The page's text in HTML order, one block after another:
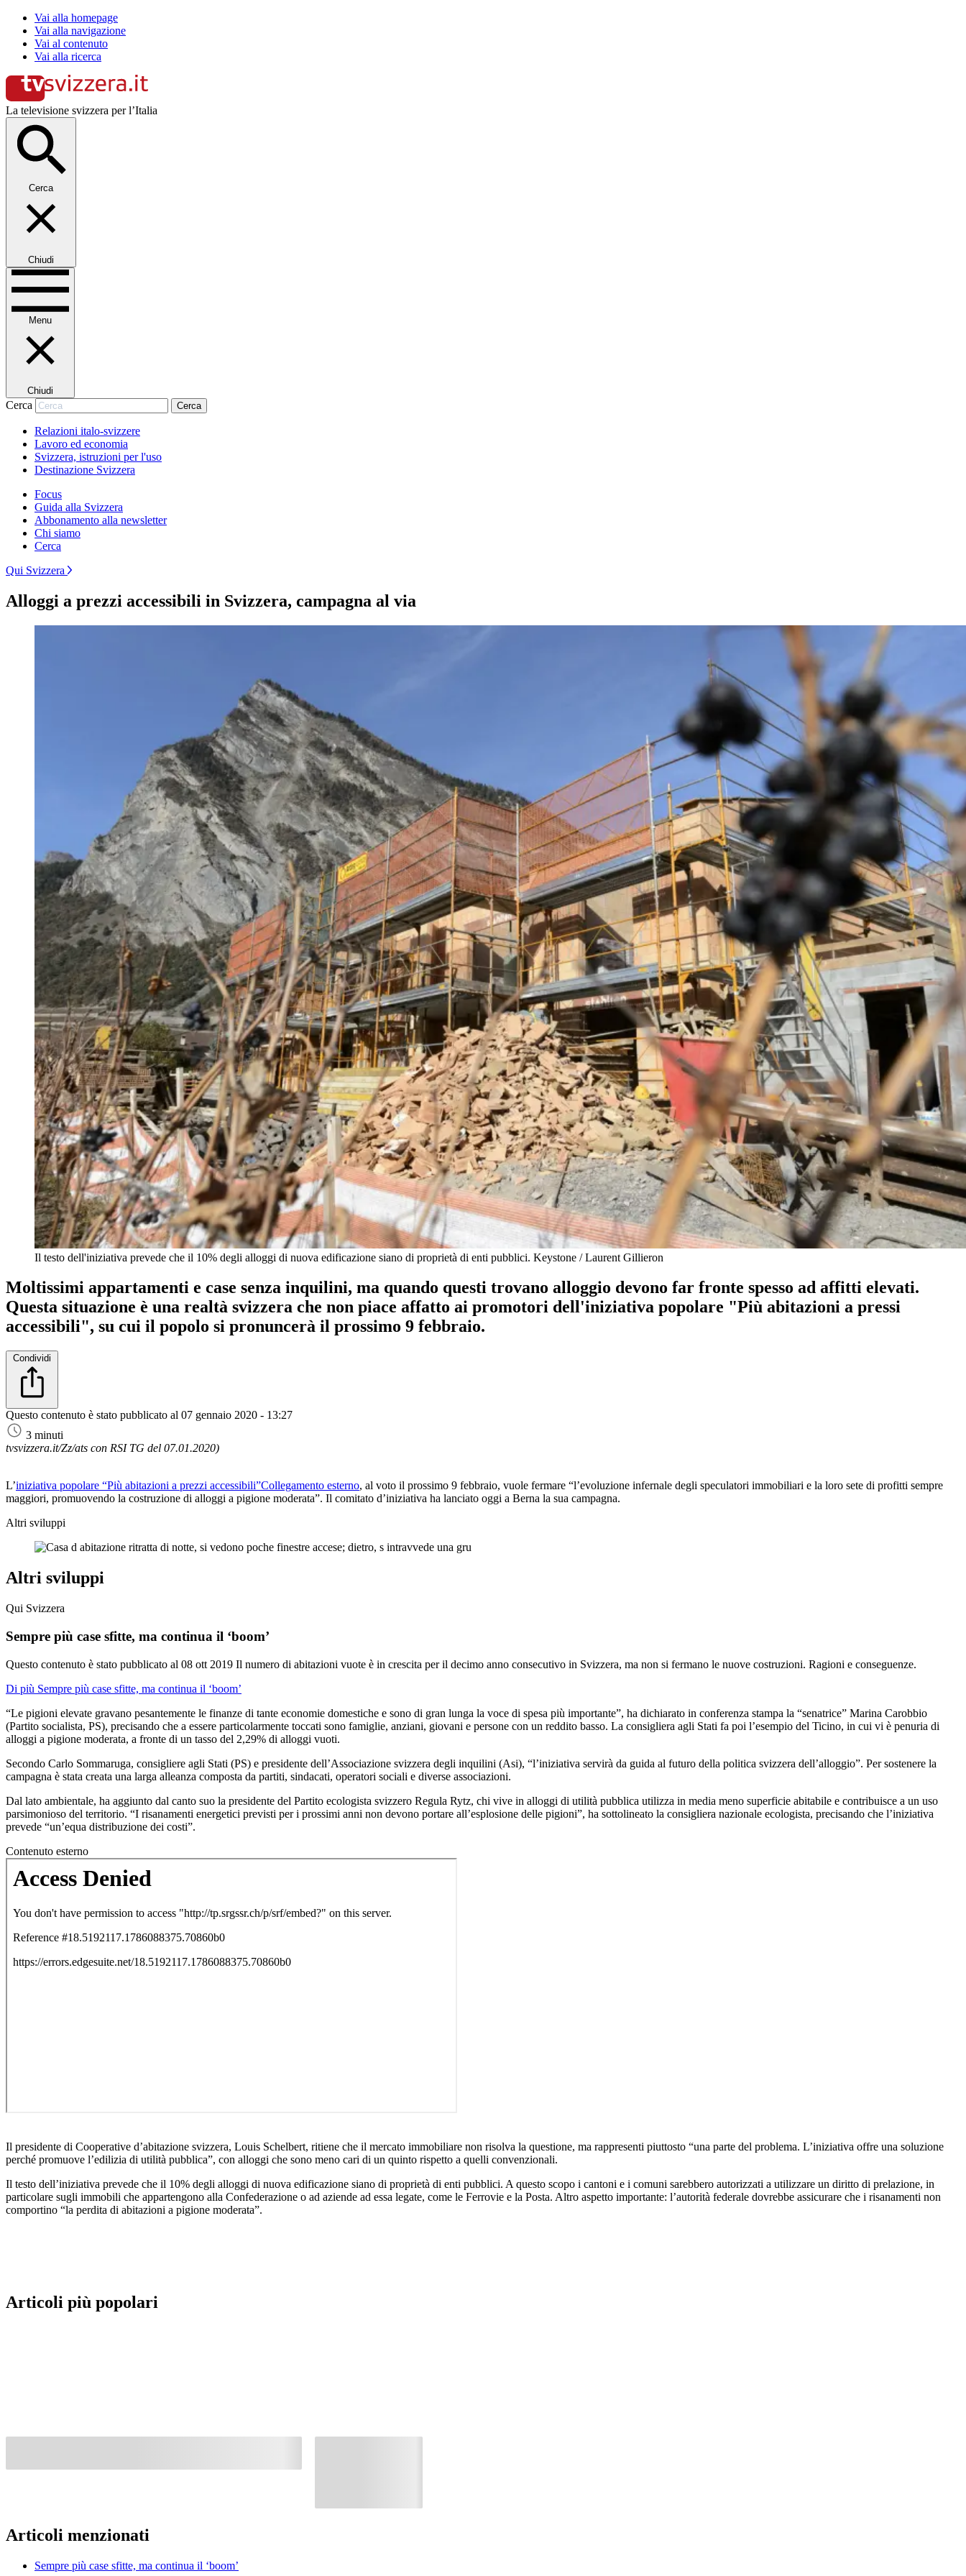
Vai alla homepage
Vai alla navigazione
Vai al contenuto
Vai alla ricerca
La televisione svizzera per l’Italia
Cerca
Chiudi
Menu
Chiudi
Cerca Cerca
Relazioni italo-svizzere
Lavoro ed economia
Svizzera, istruzioni per l'uso
Destinazione Svizzera
Focus
Guida alla Svizzera
Abbonamento alla newsletter
Chi siamo
Cerca
Qui Svizzera
Alloggi a prezzi accessibili in Svizzera, campagna al via
Il testo dell'iniziativa prevede che il 10% degli alloggi di nuova edificazione siano di proprietà di enti pubblici. Keystone / Laurent Gillieron
Moltissimi appartamenti e case senza inquilini, ma quando questi trovano alloggio devono far fronte spesso ad affitti elevati.
Questa situazione è una realtà svizzera che non piace affatto ai promotori dell'iniziativa popolare "Più abitazioni a pressi
accessibili", su cui il popolo si pronuncerà il prossimo 9 febbraio.
Condividi
Questo contenuto è stato pubblicato al 07 gennaio 2020 - 13:27
3 minuti
tvsvizzera.it/Zz/ats con RSI TG del 07.01.2020)
L’iniziativa popolare “Più abitazioni a prezzi accessibili”Collegamento esterno, al voto il prossimo 9 febbraio, vuole fermare “l’evoluzione infernale degli speculatori immobiliari e la loro sete di profitti sempre
maggiori, promuovendo la costruzione di alloggi a pigione moderata”. Il comitato d’iniziativa ha lanciato oggi a Berna la sua campagna.
Altri sviluppi
Altri sviluppi
Qui Svizzera
Sempre più case sfitte, ma continua il ‘boom’
Questo contenuto è stato pubblicato al 08 ott 2019 Il numero di abitazioni vuote è in crescita per il decimo anno consecutivo in Svizzera, ma non si fermano le nuove costruzioni. Ragioni e conseguenze.
Di più Sempre più case sfitte, ma continua il ‘boom’
“Le pigioni elevate gravano pesantemente le finanze di tante economie domestiche e sono di gran lunga la voce di spesa più importante”, ha dichiarato in conferenza stampa la “senatrice” Marina Carobbio
(Partito socialista, PS), precisando che a essere particolarmente toccati sono famiglie, anziani, giovani e persone con un reddito basso. La consigliera agli Stati fa poi l’esempio del Ticino, in cui vi è penuria di
alloggi a pigione moderata, a fronte di un tasso del 2,29% di alloggi vuoti.
Secondo Carlo Sommaruga, consigliere agli Stati (PS) e presidente dell’Associazione svizzera degli inquilini (Asi), “l’iniziativa servirà da guida al futuro della politica svizzera dell’alloggio”. Per sostenere la
campagna è stata creata una larga alleanza composta da partiti, sindacati, operatori sociali e diverse associazioni.
Dal lato ambientale, ha aggiunto dal canto suo la presidente del Partito ecologista svizzero Regula Rytz, chi vive in alloggi di utilità pubblica utilizza in media meno superficie abitabile e contribuisce a un uso
parsimonioso del territorio. “I risanamenti energetici previsti per i prossimi anni non devono portare all’esplosione delle pigioni”, ha sottolineato la consigliera nazionale ecologista, precisando che l’iniziativa
prevede “un’equa distribuzione dei costi”.
Contenuto esterno
Il presidente di Cooperative d’abitazione svizzera, Louis Schelbert, ritiene che il mercato immobiliare non risolva la questione, ma rappresenti piuttosto “una parte del problema. L’iniziativa offre una soluzione
perché promuove l’edilizia di utilità pubblica”, con alloggi che sono meno cari di un quinto rispetto a quelli convenzionali.
Il testo dell’iniziativa prevede che il 10% degli alloggi di nuova edificazione siano di proprietà di enti pubblici. A questo scopo i cantoni e i comuni sarebbero autorizzati a utilizzare un diritto di prelazione, in
particolare sugli immobili che appartengono alla Confederazione o ad aziende ad essa legate, come le Ferrovie e la Posta. Altro aspetto importante: l’autorità federale dovrebbe assicurare che i risanamenti non
comportino “la perdita di abitazioni a pigione moderata”.
Articoli più popolari
Articoli menzionati
Sempre più case sfitte, ma continua il ‘boom’